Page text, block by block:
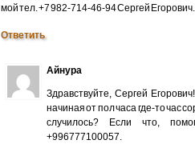
мой тел. +7 982-714-46-94 Сергей Егорович.
Ответить
Айнура
Здравствуйте, Сергей
начиная от пол часа где-то час
случилось? Если что,
+996777100057.